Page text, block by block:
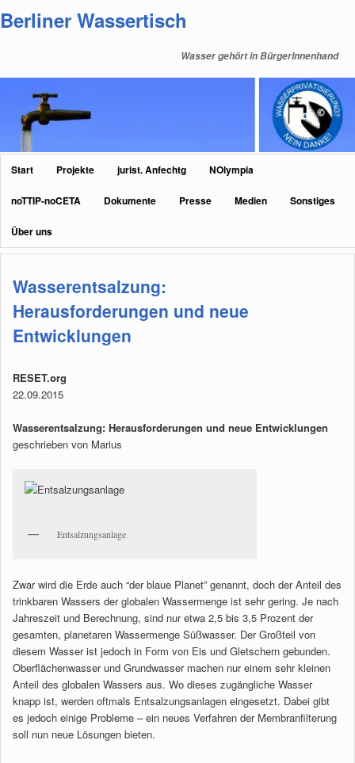
primären
sekundären
Berliner Wassertisch
Wasser gehört in BürgerInnenhand
Hauptmenü
Start Projekte jurist. Anfechtg NOlympia
noTTIP-noCETA Dokumente Presse Medien Sonstiges
Über uns
Wasserentsalzung:
Herausforderungen und neue
Entwicklungen
RESET.org
22.09.2015
Wasserentsalzung: Herausforderungen und neue Entwicklungen
geschrieben von Marius
Entsalzungsanlage
Zwar wird die Erde auch “der blaue Planet” genannt, doch der Anteil des
trinkbaren Wassers der globalen Wassermenge ist sehr gering. Je nach
Jahreszeit und Berechnung, sind nur etwa 2,5 bis 3,5 Prozent der
gesamten, planetaren Wassermenge Süßwasser. Der Großteil von
diesem Wasser ist jedoch in Form von Eis und Gletschern gebunden.
Oberflächenwasser und Grundwasser machen nur einem sehr kleinen
Anteil des globalen Wassers aus. Wo dieses zugängliche Wasser
knapp ist, werden oftmals Entsalzungsanlagen eingesetzt. Dabei gibt
es jedoch einige Probleme – ein neues Verfahren der Membranfilterung
soll nun neue Lösungen bieten.